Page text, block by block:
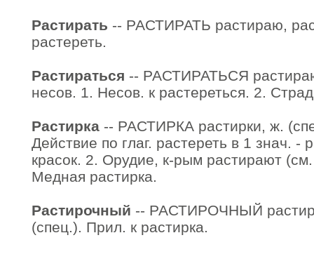
Растирать -- РАСТИРАТЬ растираю,
растереть.
Растираться -- РАСТИРАТЬСЯ
несов. 1. Несов. к растереться. 2.
Растирка -- РАСТИРКА растирки, ж.
Действие по глаг. растереть в 1 знач. -
красок. 2. Орудие, к-рым растирают
Медная растирка.
Растирочный -- РАСТИРОЧНЫЙ
(спец.). Прил. к растирка.